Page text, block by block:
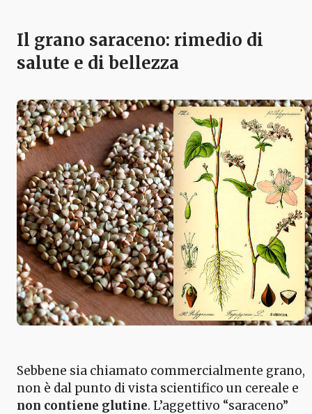
Il grano saraceno: rimedio di
salute e di bellezza
Sebbene sia chiamato commercialmente grano,
non è dal punto di vista scientifico un cereale e
non contiene glutine. L’aggettivo “saraceno”